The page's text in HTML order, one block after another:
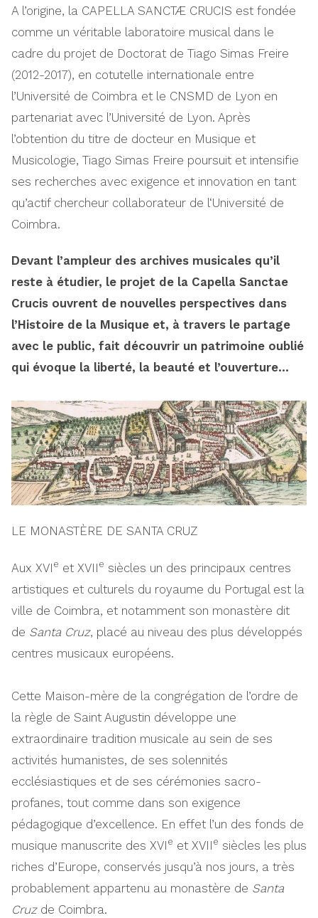
A l’origine, la CAPELLA SANCTÆ CRUCIS est fondée
comme un véritable laboratoire musical dans le
cadre du projet de Doctorat de Tiago Simas Freire
(2012-2017), en cotutelle internationale entre
l’Université de Coimbra et le CNSMD de Lyon en
partenariat avec l’Université de Lyon. Après
l’obtention du titre de docteur en Musique et
Musicologie, Tiago Simas Freire poursuit et intensifie
ses recherches avec exigence et innovation en tant
qu’actif chercheur collaborateur de l‘Université de
Coimbra.
Devant l’ampleur des archives musicales qu’il
reste à étudier, le projet de la Capella Sanctae
Crucis ouvrent de nouvelles perspectives dans
l’Histoire de la Musique et, à travers le partage
avec le public, fait découvrir un patrimoine oublié
qui évoque la liberté, la beauté et l’ouverture…
LE MONASTÈRE DE SANTA CRUZ
Aux XVI e et XVII e siècles un des principaux centres
artistiques et culturels du royaume du Portugal est la
ville de Coimbra, et notamment son monastère dit
de Santa Cruz, placé au niveau des plus développés
centres musicaux européens.
Cette Maison-mère de la congrégation de l’ordre de
la règle de Saint Augustin développe une
extraordinaire tradition musicale au sein de ses
activités humanistes, de ses solennités
ecclésiastiques et de ses cérémonies sacro-
profanes, tout comme dans son exigence
pédagogique d’excellence. En effet l’un des fonds de
musique manuscrite des XVI e et XVII e siècles les plus
riches d’Europe, conservés jusqu’à nos jours, a très
probablement appartenu au monastère de Santa
Cruzde Coimbra.